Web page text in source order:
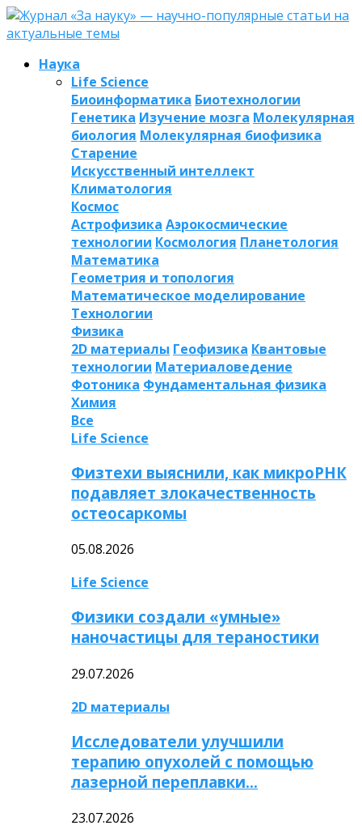
Наука
Life Science
Биоинформатика Биотехнологии
Генетика Изучение мозга Молекулярная
биология Молекулярная биофизика
Старение
Искусственный интеллект
Климатология
Космос
Астрофизика Аэрокосмические
технологии Космология Планетология
Математика
Геометрия и топология
Математическое моделирование
Технологии
Физика
2D материалы Геофизика Квантовые
технологии Материаловедение
Фотоника Фундаментальная физика
Химия
Все
Life Science
Физтехи выяснили, как микроРНК
подавляет злокачественность
остеосаркомы
05.08.2026
Life Science
Физики создали «умные»
наночастицы для тераностики
29.07.2026
2D материалы
Исследователи улучшили
терапию опухолей с помощью
лазерной переплавки…
23.07.2026